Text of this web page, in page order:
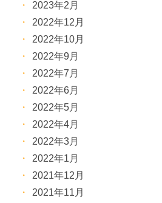
2023年2月
2022年12月
2022年10月
2022年9月
2022年7月
2022年6月
2022年5月
2022年4月
2022年3月
2022年1月
2021年12月
2021年11月